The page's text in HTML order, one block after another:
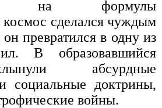
на формулы
сделался чуждым
превратился в одну из
В образовавшийся
абсурдные
социальные доктрины,
войны.